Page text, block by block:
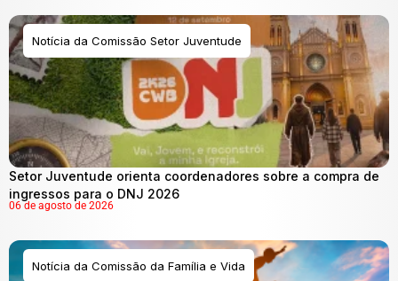
Notícia da Comissão Setor Juventude
Setor Juventude orienta coordenadores sobre a compra de
ingressos para o DNJ 2026
06 de agosto de 2026
Notícia da Comissão da Família e Vida